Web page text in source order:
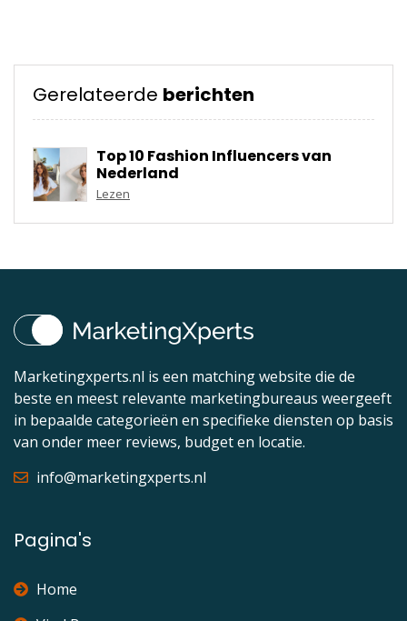
Gerelateerde berichten
Top 10 Fashion Influencers van
Nederland
Lezen
Marketingxperts.nl is een matching website die de
beste en meest relevante marketingbureaus weergeeft
in bepaalde categorieën en specifieke diensten op basis
van onder meer reviews, budget en locatie.
info@marketingxperts.nl
Pagina's
Home